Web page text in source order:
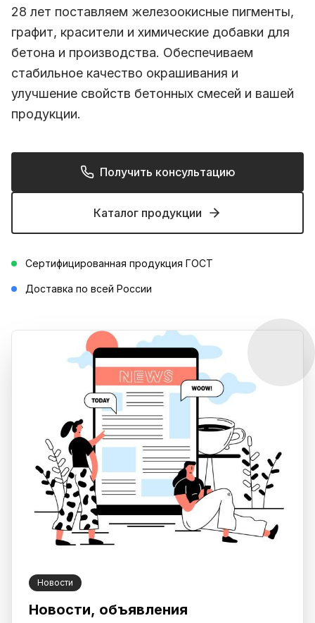
28 лет поставляем железоокисные пигменты,
графит, красители и химические добавки для
бетона и производства. Обеспечиваем
стабильное качество окрашивания и
улучшение свойств бетонных смесей и вашей
продукции.
Получить консультацию
Каталог продукции
Сертифицированная продукция ГОСТ
Доставка по всей России
Новости
Новости, объявления